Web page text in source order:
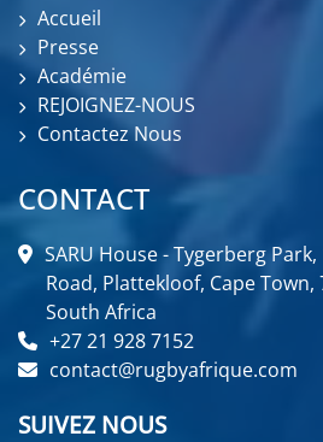
Accueil
Presse
Académie
REJOIGNEZ-NOUS
Contactez Nous
CONTACT
SARU House - Tygerberg
Road, Plattekloof, Cape Town,
South Africa
+27 21 928 7152
contact@rugbyafrique.com
SUIVEZ NOUS